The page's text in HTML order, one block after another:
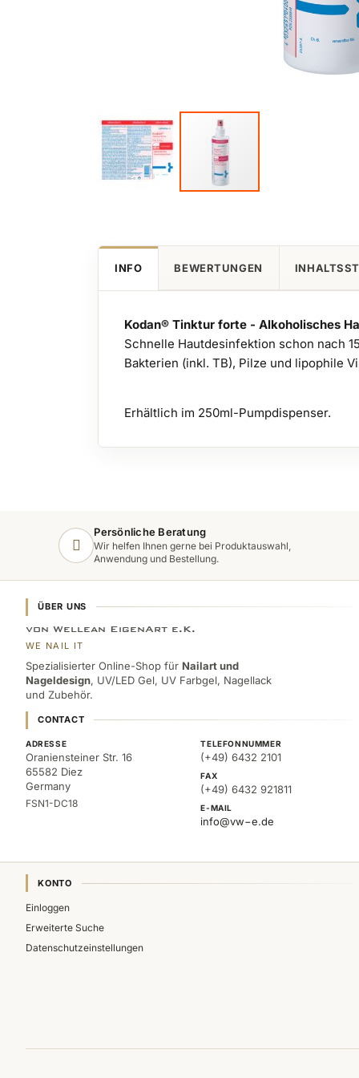
der
Bildgalerie
INFO
Kodan® Tinktur forte - Alkoholisches
Schnelle Hautdesinfektion schon nach
Bakterien (inkl. TB), Pilze und lipophile
Erhältlich im 250ml-Pumpdispenser.
BEWERTUNGEN
Persönliche Beratung
Wir helfen Ihnen gerne bei Produktauswahl,
Anwendung und Bestellung.
ÜBER UNS
von Wellean EigenArt e.K.
WE NAIL IT
Spezialisierter Online-Shop für Nailart und
Nageldesign, UV/LED Gel, UV Farbgel, Nagellack
und Zubehör.
CONTACT
ADRESSE
Oraniensteiner Str. 16
65582 Diez
Germany
FSN1-DC18
TELEFONNUMMER
(+49) 6432 2101
FAX
(+49) 6432 921811
E-MAIL
info@vw−e.de
KONTO
Einloggen
Erweiterte Suche
Datenschutzeinstellungen